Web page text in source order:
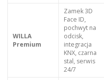
WILLA
Premium
Zamek 3D
Face ID,
pochwyt na
odcisk,
integracja
KNX, czarna
stal, serwis
24/7